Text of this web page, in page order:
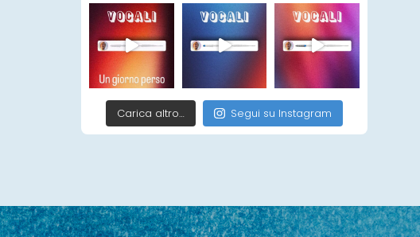
Carica altro… Segui su Instagram